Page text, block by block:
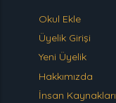
Okul Ekle
Üyelik Girişi
Yeni Üyelik
Hakkımızda
İnsan Kaynakları